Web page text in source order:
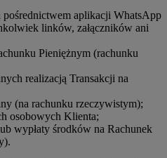
aplikacji WhatsApp
linków, załączników ani
Pieniężnym (rachunku
realizacją Transakcji na
(na rachunku rzeczywistym);
osobowych Klienta;
wypłaty środków na Rachunek